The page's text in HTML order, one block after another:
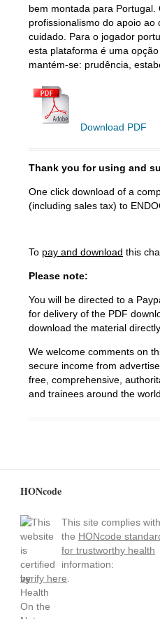
bem montada para
profissionalismo do apoio
cuidado. Para o jogador
esta plataforma é uma
mantém-se: prudência,
Download PDF
Thank you for using and
One click download of a
(including sales tax) to
To pay and download this
Please note:
You will be directed to a
for delivery of the PDF
download the material
We welcome comments on
secure income from
free, comprehensive,
and trainees around the
HONcode
This site complies with
the HONcode
for trustworthy health
information:
verify here